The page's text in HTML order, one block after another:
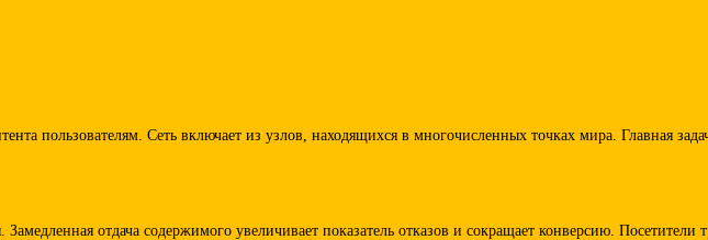
пользователям. Сеть включает из узлов, находящихся в многочисленных точках мира.
отдача содержимого увеличивает показатель отказов и сокращает конверсию.